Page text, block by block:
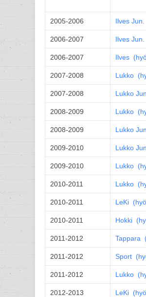
2005-2006 Ilves Jun.
2006-2007 Ilves Jun.
2006-2007 Ilves (
2007-2008 Lukko (
2007-2008 Lukko Jun.
2008-2009 Lukko (
2008-2009 Lukko Jun.
2009-2010 Lukko Jun.
2009-2010 Lukko (
2010-2011 Lukko (
2010-2011 LeKi (
2010-2011 Hokki (
2011-2012 Tappara
2011-2012 Sport (
2011-2012 Lukko (
2012-2013 LeKi (